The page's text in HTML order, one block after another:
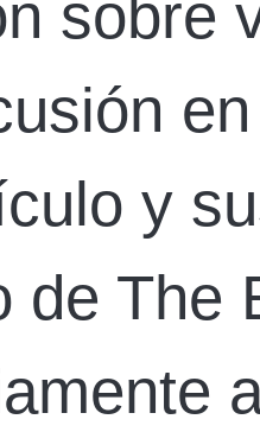
sobre
y
de The